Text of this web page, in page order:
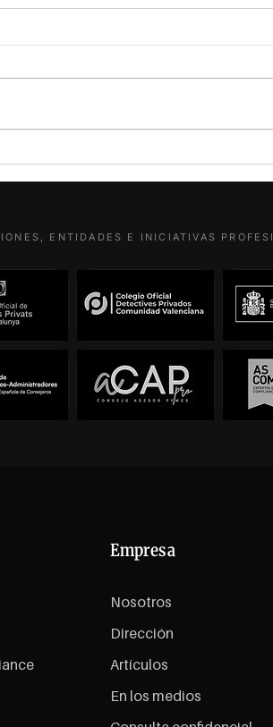
socialista
ENTIDADES E INICIATIVAS
Empresa
Nosotros
Dirección
Artículos
En los medios